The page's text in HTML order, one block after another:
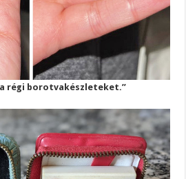
régi borotvakészleteket.”